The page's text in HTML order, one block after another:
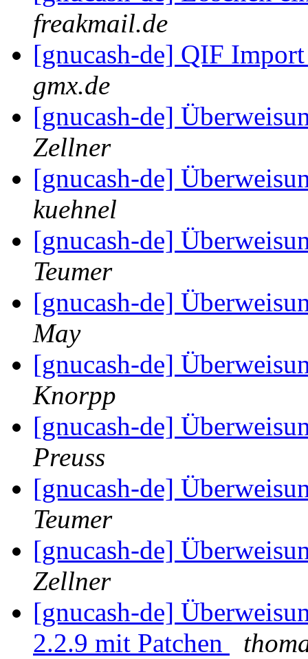
freakmail.de
[gnucash-de] QIF
gmx.de
[gnucash-de]
Zellner
[gnucash-de]
kuehnel
[gnucash-de]
Teumer
[gnucash-de]
May
[gnucash-de]
Knorpp
[gnucash-de]
Preuss
[gnucash-de]
Teumer
[gnucash-de]
Zellner
[gnucash-de]
2.2.9 mit Patchen